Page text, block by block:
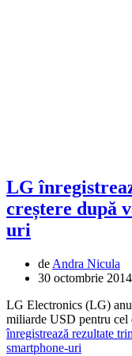
LG
creștere după
uri
de Andra Nicula
30 octombrie 2014
LG Electronics (LG)
miliarde USD pentru
înregistrează rezultate
smartphone-uri